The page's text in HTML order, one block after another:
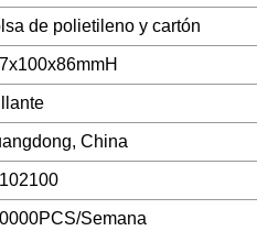
de polietileno y cartón
China
Semana